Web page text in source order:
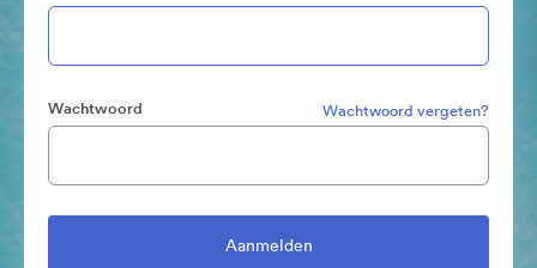
Wachtwoord Wachtwoord vergeten?